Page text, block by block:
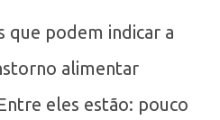
que podem indicar a
alimentar
eles estão: pouco